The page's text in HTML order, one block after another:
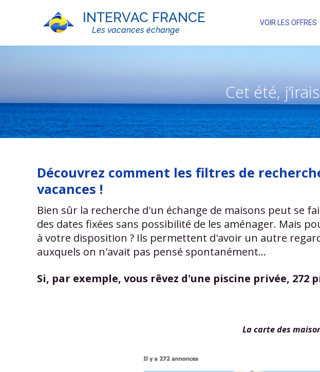
VOIR LES OFFRES
Cet été,
Découvrez comment les filtres de
vacances !
Bien sûr la recherche d'un échange de maisons peut se
des dates fixées sans possibilité de les aménager. Mais
à votre disposition ? Ils permettent d'avoir un autre
auxquels on n'avait pas pensé spontanément...
Si, par exemple, vous rêvez d'une piscine privée,
La carte des